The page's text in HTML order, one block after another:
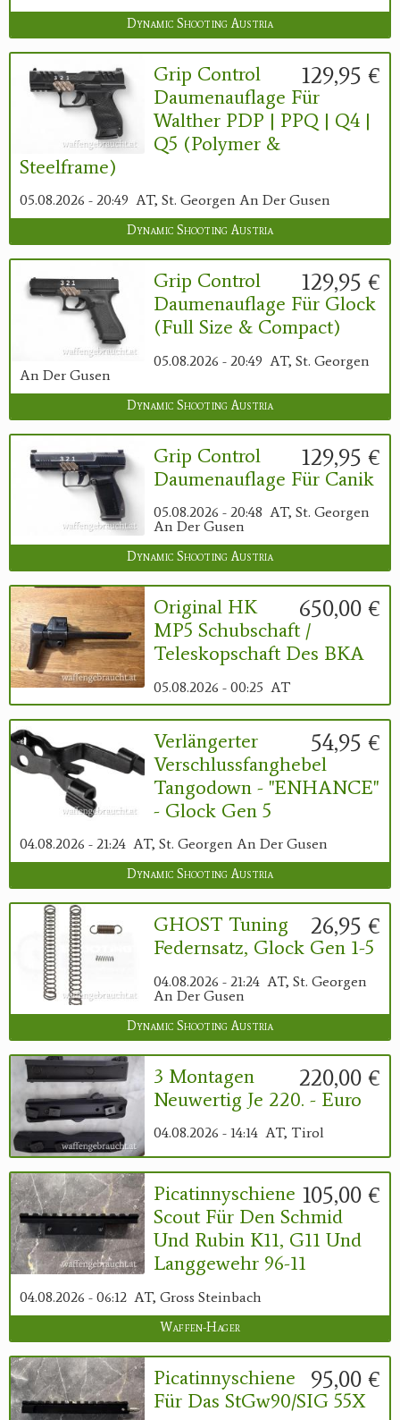
Dynamic Shooting Austria
129,95 €
Grip Control
Daumenauflage Für
Walther PDP | PPQ | Q4 |
Q5 (Polymer &
Steelframe)
05.08.2026 - 20:49 AT, St. Georgen An Der Gusen
Dynamic Shooting Austria
129,95 €
Grip Control
Daumenauflage Für Glock
(Full Size & Compact)
05.08.2026 - 20:49 AT, St. Georgen
An Der Gusen
Dynamic Shooting Austria
129,95 €
Grip Control
Daumenauflage Für Canik
05.08.2026 - 20:48 AT, St. Georgen
An Der Gusen
Dynamic Shooting Austria
650,00 €
Original HK
MP5 Schubschaft /
Teleskopschaft Des BKA
05.08.2026 - 00:25 AT
54,95 €
Verlängerter
Verschlussfanghebel
Tangodown - "ENHANCE"
- Glock Gen 5
04.08.2026 - 21:24 AT, St. Georgen An Der Gusen
Dynamic Shooting Austria
26,95 €
GHOST Tuning
Federnsatz, Glock Gen 1-5
04.08.2026 - 21:24 AT, St. Georgen
An Der Gusen
Dynamic Shooting Austria
220,00 €
3 Montagen
Neuwertig Je 220. - Euro
04.08.2026 - 14:14 AT, Tirol
105,00 €
Picatinnyschiene
Scout Für Den Schmid
Und Rubin K11, G11 Und
Langgewehr 96-11
04.08.2026 - 06:12 AT, Gross Steinbach
Waffen-Hager
95,00 €
Picatinnyschiene
Für Das StGw90/SIG 55X